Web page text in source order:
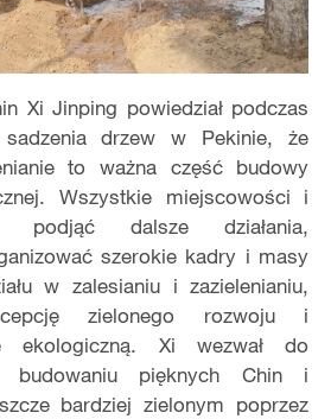
Xi Jinping powiedział podczas
drzew w Pekinie, że
to ważna część budowy
Wszystkie miejscowości i
podjąć dalsze działania,
szerokie kadry i masy
w zalesianiu i zazielenianiu,
zielonego rozwoju i
ekologiczną. Xi wezwał do
budowaniu pięknych Chin i
bardziej zielonym poprzez